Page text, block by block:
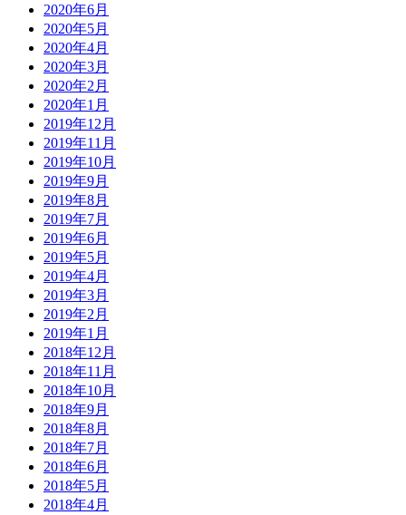
2020年6月
2020年5月
2020年4月
2020年3月
2020年2月
2020年1月
2019年12月
2019年11月
2019年10月
2019年9月
2019年8月
2019年7月
2019年6月
2019年5月
2019年4月
2019年3月
2019年2月
2019年1月
2018年12月
2018年11月
2018年10月
2018年9月
2018年8月
2018年7月
2018年6月
2018年5月
2018年4月